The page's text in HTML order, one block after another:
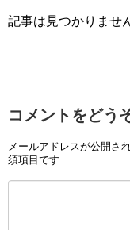
記事は見つかりませ
コメントをどう
メールアドレスが公開さ
須項目です